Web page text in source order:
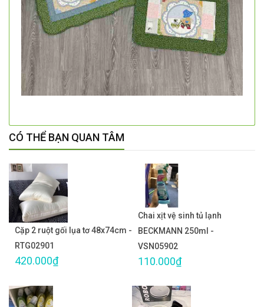
CÓ THỂ BẠN QUAN TÂM
Cặp 2 ruột gối lụa tơ 48x74cm -
RTG02901
420.000₫
Chai xịt vệ sinh tủ lạnh
BECKMANN 250ml -
VSN05902
110.000₫